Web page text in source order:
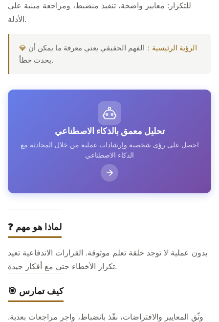
للتكرار: معايير واضحة، تنفيذ منضبط، ومراجعة مبنية على
الأدلة.
💎 الرؤية الرئيسية： الفهم الحقيقي يعني معرفة ما يمكن أن
يحدث خطأ.
تحليل معمق بالذكاء الاصطناعي
احصل على رؤى شخصية وإرشادات عملية من خلال المحادثة مع
الذكاء الاصطناعي
❓ لماذا هو مهم
بدون عملية لا توجد حلقة تعلم موثوقة. القرارات الاندفاعية تعيد
تكرار الأخطاء حتى مع أفكار جيدة.
🎯 كيف تمارس
وثّق المعايير والافتراضات، نفّذ بانضباط، واجرِ مراجعات بعدية.